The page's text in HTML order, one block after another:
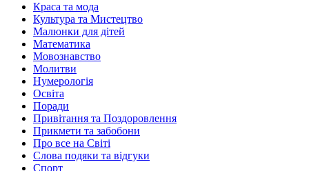
Краса та мода
Культура та Мистецтво
Малюнки для дітей
Математика
Мовознавство
Молитви
Нумерологія
Освіта
Поради
Привітання та Поздоровлення
Прикмети та забобони
Про все на Світі
Слова подяки та відгуки
Спорт